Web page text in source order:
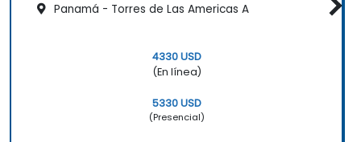
Panamá - Torres de Las Americas A
4330 USD
(En línea)
5330 USD
(Presencial)